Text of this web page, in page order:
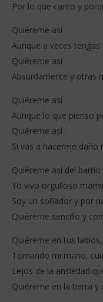
Por lo que canto y
Quiéreme así
Aunque a veces tengas
Quiéreme así
Absurdamente y otras
Quiéreme así
Aunque lo que pienso
Quiéreme así
Si vas a hacerme daño
Quiéreme así del
Yo vivo orgulloso
Soy un soñador y por
Quiéreme sencillo y
Quiéreme en tus
Tomando mi mano,
Lejos de la ansiedad
Quiéreme en la tierra